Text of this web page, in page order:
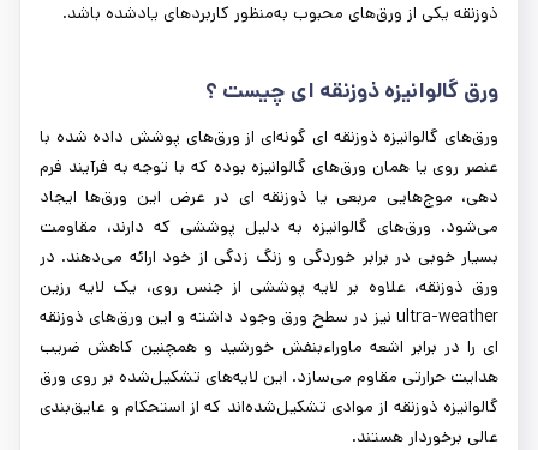
ذوزنقه یکی از ورق‌های محبوب به‌منظور کاربردهای یادشده باشد.
ورق گالوانیزه ذوزنقه ای چیست ؟
ورق‌های گالوانیزه ذوزنقه ای گونه‌ای از ورق‌های پوشش داده شده با
عنصر روی یا همان ورق‌های گالوانیزه بوده که با توجه به فرآیند فرم
دهی، موج‌هایی مربعی یا ذوزنقه ای در عرض این ورق‌ها ایجاد
می‌شود. ورق‌های گالوانیزه به دلیل پوششی که دارند، مقاومت
بسیار خوبی در برابر خوردگی و زنگ زدگی از خود ارائه می‌دهند. در
ورق ذوزنقه، علاوه بر لایه پوششی از جنس روی، یک لایه رزین
ultra-weather نیز در سطح ورق وجود داشته و این ورق‌های ذوزنقه
ای را در برابر اشعه ماوراءبنفش خورشید و همچنین کاهش ضریب
هدایت حرارتی مقاوم می‌سازد. این لایه‌های تشکیل‌شده بر روی ورق
گالوانیزه ذوزنقه از موادی تشکیل‌شده‌اند که از استحکام و عایق‌بندی
عالی برخوردار هستند.